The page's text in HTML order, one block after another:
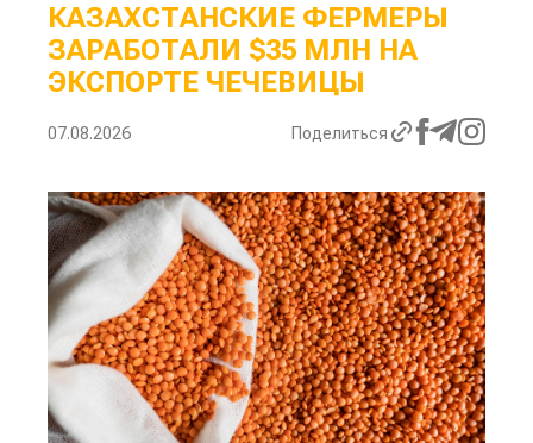
КАЗАХСТАНСКИЕ ФЕРМЕРЫ
ЗАРАБОТАЛИ $35 МЛН НА
ЭКСПОРТЕ ЧЕЧЕВИЦЫ
07.08.2026 Поделиться